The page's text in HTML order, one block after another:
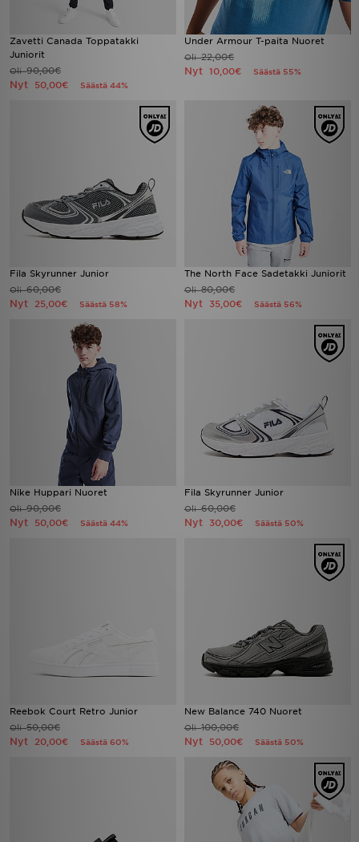
Zavetti Canada Toppatakki
Juniorit
Oli90,00€
Nyt 50,00€ Säästä 44%
Under Armour T-paita Nuoret
Oli22,00€
Nyt 10,00€ Säästä 55%
Fila Skyrunner Junior
Oli60,00€
Nyt 25,00€ Säästä 58%
The North Face Sadetakki Juniorit
Oli80,00€
Nyt 35,00€ Säästä 56%
Nike Huppari Nuoret
Oli90,00€
Nyt 50,00€ Säästä 44%
Fila Skyrunner Junior
Oli60,00€
Nyt 30,00€ Säästä 50%
Reebok Court Retro Junior
Oli50,00€
Nyt 20,00€ Säästä 60%
New Balance 740 Nuoret
Oli100,00€
Nyt 50,00€ Säästä 50%